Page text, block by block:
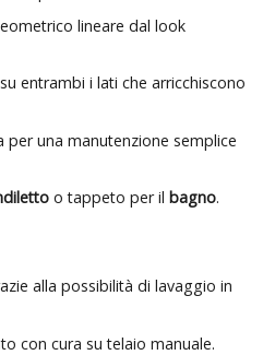
lineare dal look
entrambi i lati che arricchiscono
per una manutenzione semplice
o tappeto per il bagno.
alla possibilità di lavaggio in
con cura su telaio manuale.